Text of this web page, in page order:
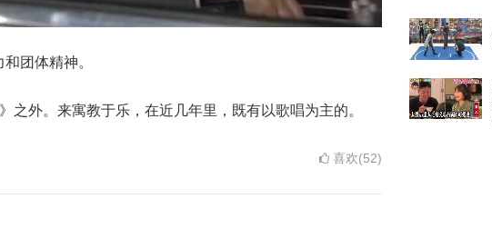
团体精神。
之外。来寓教于乐，在近几年里，既有以歌唱为主的。
喜欢(52)